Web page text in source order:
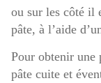
ou sur les côté il
pâte, à l’aide
Pour obtenir
pâte cuite et